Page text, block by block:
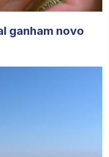
ganham novo